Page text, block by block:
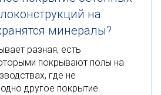
на
минералы?
разная, есть
покрывают полы на
где не
другое покрытие.